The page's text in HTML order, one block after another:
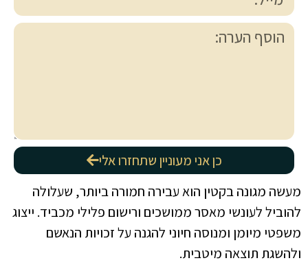
כן אני מעוניין שתחזרו אלי
מעשה מגונה בקטין הוא עבירה חמורה ביותר, שעלולה
להוביל לעונשי מאסר ממושכים ורישום פלילי מכביד. ייצוג
משפטי מיומן ומנוסה חיוני להגנה על זכויות הנאשם
ולהשגת תוצאה מיטבית.